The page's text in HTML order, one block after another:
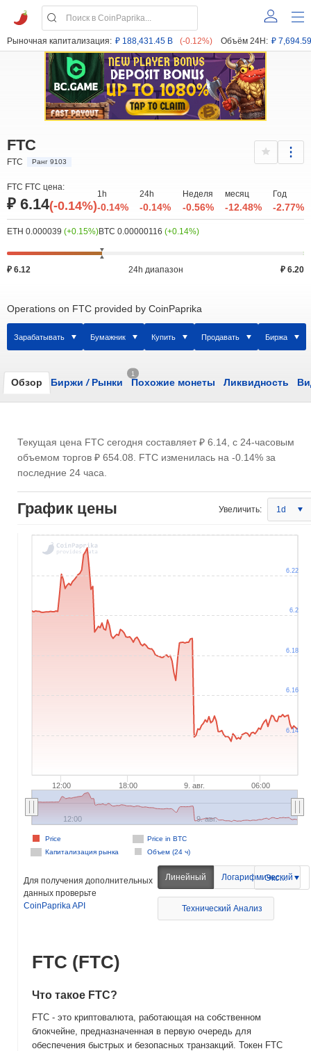
Рыночная капитализация: ₽ 188,431.45 B (-0.12%) Объём 24H: ₽
FTC
FTC Ранг 9103
FTC FTC цена:
₽ 6.14(-0.14%)
1h
-0.14%
24h
-0.14%
Неделя
-0.56%
месяц
-12.48%
Год
-2.77%
ETH 0.000039 (+0.15%)BTC 0.00000116 (+0.14%)
₽ 6.12 24h диапазон ₽ 6.20
Operations on FTC provided by CoinPaprika
Зарабатывать Бумажник Купить Продавать Биржа
Обзор Биржи /Рынки
1
Похожие монеты Ликвидность
Текущая цена FTC сегодня составляет₽ 6.14 , с 24-часовым
объемом торгов ₽ 654.08 . FTC изменилась на -0.14% за
последние 24 часа.
График цены Увеличить: 1d
12:00 18:00 9. авг. 06:00
Price in BTC
Капитализация рынка
Объем (24 ч)
Price
12:00 9. авг.
6.14
6.16
6.18
6.2
6.22
Для получения дополнительных
данных проверьте
CoinPaprika API
Линейный Логарифмический
Экспорт
Технический Анализ
FTC (FTC)
Что такое FTC?
FTC - это криптовалюта, работающая на собственном
блокчейне, предназначенная в первую очередь для
обеспечения быстрых и безопасных транзакций. Токен FTC